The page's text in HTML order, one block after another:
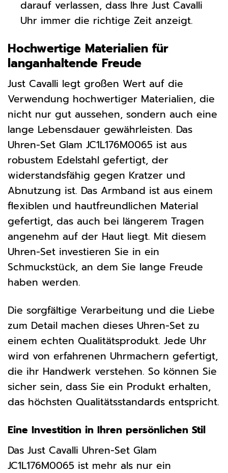
darauf verlassen, dass Ihre Just Cavalli
Uhr immer die richtige Zeit anzeigt.
Hochwertige Materialien für
langanhaltende Freude
Just Cavalli legt großen Wert auf die
Verwendung hochwertiger Materialien, die
nicht nur gut aussehen, sondern auch eine
lange Lebensdauer gewährleisten. Das
Uhren-Set Glam JC1L176M0065 ist aus
robustem Edelstahl gefertigt, der
widerstandsfähig gegen Kratzer und
Abnutzung ist. Das Armband ist aus einem
flexiblen und hautfreundlichen Material
gefertigt, das auch bei längerem Tragen
angenehm auf der Haut liegt. Mit diesem
Uhren-Set investieren Sie in ein
Schmuckstück, an dem Sie lange Freude
haben werden.
Die sorgfältige Verarbeitung und die Liebe
zum Detail machen dieses Uhren-Set zu
einem echten Qualitätsprodukt. Jede Uhr
wird von erfahrenen Uhrmachern gefertigt,
die ihr Handwerk verstehen. So können Sie
sicher sein, dass Sie ein Produkt erhalten,
das höchsten Qualitätsstandards entspricht.
Eine Investition in Ihren persönlichen Stil
Das Just Cavalli Uhren-Set Glam
JC1L176M0065 ist mehr als nur ein